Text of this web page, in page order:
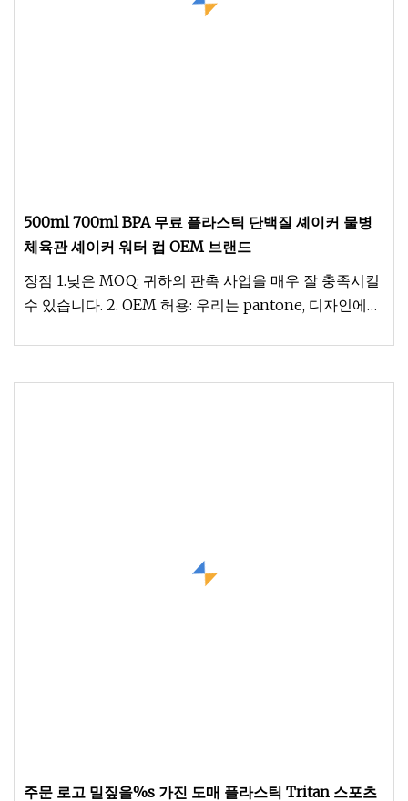
500ml 700ml BPA 무료 플라스틱 단백질 셰이커 물병
체육관 셰이커 워터 컵 OEM 브랜드
장점 1.낮은 MOQ: 귀하의 판촉 사업을 매우 잘 충족시킬
수 있습니다. 2. OEM 허용: 우리는 pantone, 디자인에
주문 로고 밀짚을%s 가진 도매 플라스틱 Tritan 스포츠